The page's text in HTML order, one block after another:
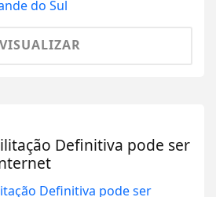
VISUALIZAR
Definitiva pode ser